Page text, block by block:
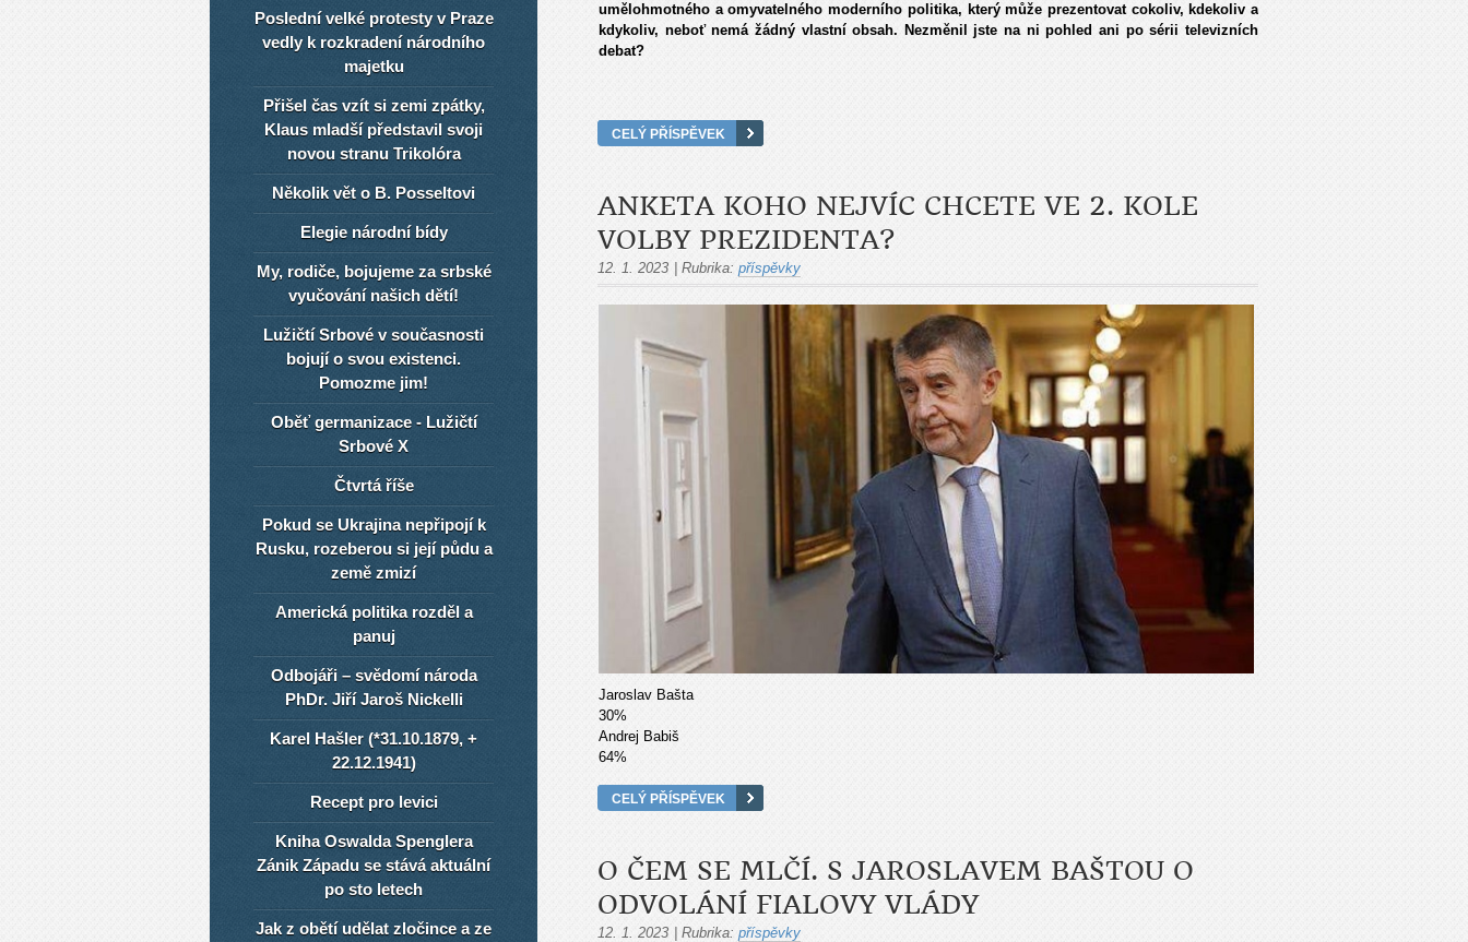
umělohmotného a omyvatelného moderního politika, který může prezentovat cokoliv, kdekoliv a
kdykoliv, neboť nemá žádný vlastní obsah. Nezměnil jste na ni pohled ani po sérii televizních
debat?
CELÝ PŘÍSPĚVEK
ANKETA KOHO NEJVÍC CHCETE VE 2. KOLE
VOLBY PREZIDENTA?
12. 1. 2023 Rubrika: příspěvky
Jaroslav Bašta
30%
Andrej Babiš
64%
CELÝ PŘÍSPĚVEK
O ČEM SE MLČÍ. S JAROSLAVEM BAŠTOU O
ODVOLÁNÍ FIALOVY VLÁDY
12. 1. 2023 Rubrika: příspěvky
Poslední velké protesty v Praze
vedly k rozkradení národního
majetku
Přišel čas vzít si zemi zpátky,
Klaus mladší představil svoji
novou stranu Trikolóra
Několik vět o B. Posseltovi
Elegie národní bídy
My, rodiče, bojujeme za srbské
vyučování našich dětí!
Lužičtí Srbové v současnosti
bojují o svou existenci.
Pomozme jim!
Oběť germanizace - Lužičtí
Srbové X
Čtvrtá říše
Pokud se Ukrajina nepřipojí k
Rusku, rozeberou si její půdu a
země zmizí
Americká politika rozděl a
panuj
Odbojáři – svědomí národa
PhDr. Jiří Jaroš Nickelli
Karel Hašler (*31.10.1879, +
22.12.1941)
Recept pro levici
Kniha Oswalda Spenglera
Zánik Západu se stává aktuální
po sto letech
Jak z obětí udělat zločince a ze